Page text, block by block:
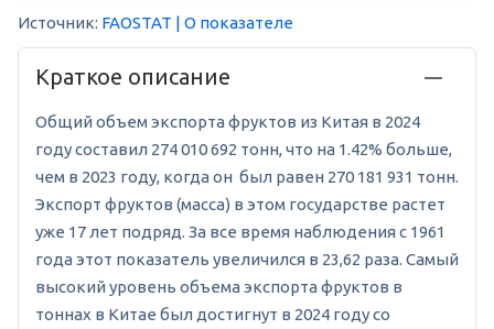
Источник: FAOSTAT | О показателе
Краткое описание
Общий объем экспорта фруктов из Китая в 2024
году составил 274 010 692 тонн, что на 1.42% больше,
чем в 2023 году, когда он был равен 270 181 931 тонн.
Экспорт фруктов (масса) в этом государстве растет
уже 17 лет подряд. За все время наблюдения с 1961
года этот показатель увеличился в 23,62 раза. Самый
высокий уровень объема экспорта фруктов в
тоннах в Китае был достигнут в 2024 году со